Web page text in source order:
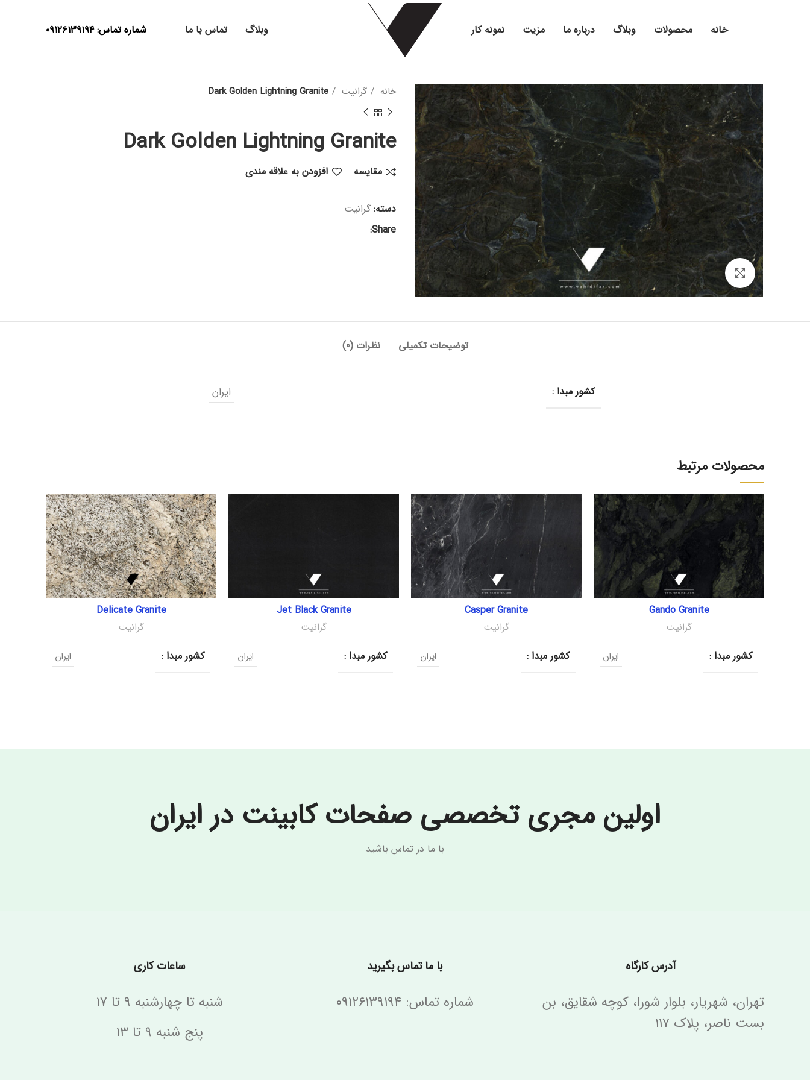
خانه محصولات وبلاگ درباره ما مزیت نمونه کار وبلاگ تماس با ما شماره تماس: ۰۹۱۲۶۱۳۹۱۹۴
بزرگنمایی تصویر
خانه گرانیت Dark Golden Lightning Granite
Dark Golden Lightning Granite
مقایسه افزودن به علاقه مندی
دسته: گرانیت
Share:
توضیحات تکمیلی نظرات (0)
کشور مبدا : ایران
محصولات مرتبط
Gando Granite
گرانیت
کشور مبدا : ایران
Casper Granite
گرانیت
کشور مبدا : ایران
Jet Black Granite
گرانیت
کشور مبدا : ایران
Delicate Granite
گرانیت
کشور مبدا : ایران
اولین مجری تخصصی صفحات کابینت در ایران
با ما در تماس باشید
ساعات کاری
شنبه تا چهارشنبه ۹ تا ۱۷
پنج شنبه ۹ تا ۱۳
با ما تماس بگیرید
شماره تماس: ۰۹۱۲۶۱۳۹۱۹۴
آدرس کارگاه
تهران، شهریار، بلوار شورا، کوچه شقایق، بن
بست ناصر، پلاک ۱۱۷